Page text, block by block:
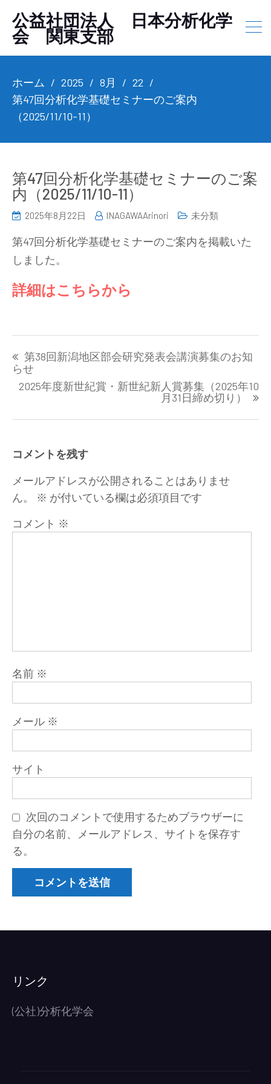
公益社団法人 日本分析化学
会 関東支部
ホーム 2025 8月
22
第47回分析化学基礎セミナーのご案内
（2025/11/10-11）
第47回分析化学基礎セミナーのご案
内（2025/11/10-11）
2025年8月22日 INAGAWAArinori 未分類
第47回分析化学基礎セミナーのご案内を掲載いた
しました。
詳細はこちらから
稿
ナ
ビ
ー
ョ
第38回新潟地区部会研究発表会講演募集のお知
らせ
2025年度新世紀賞・新世紀新人賞募集（2025年10
月31日締め切り）
コメントを残す
メールアドレスが公開されることはありませ
ん。
※ が付いている欄は必須項目です
コメント ※
名前 ※
メール ※
サイト
次回のコメントで使用するためブラウザーに
自分の名前、メールアドレス、サイトを保存す
る。
リンク
(公社)分析化学会